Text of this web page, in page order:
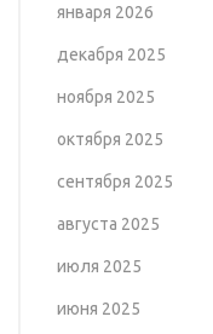
января 2026
декабря 2025
ноября 2025
октября 2025
сентября 2025
августа 2025
июля 2025
июня 2025